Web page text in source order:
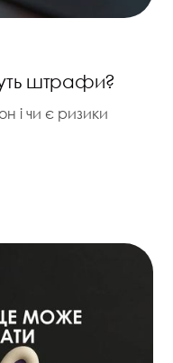
штрафи?
і чи є ризики